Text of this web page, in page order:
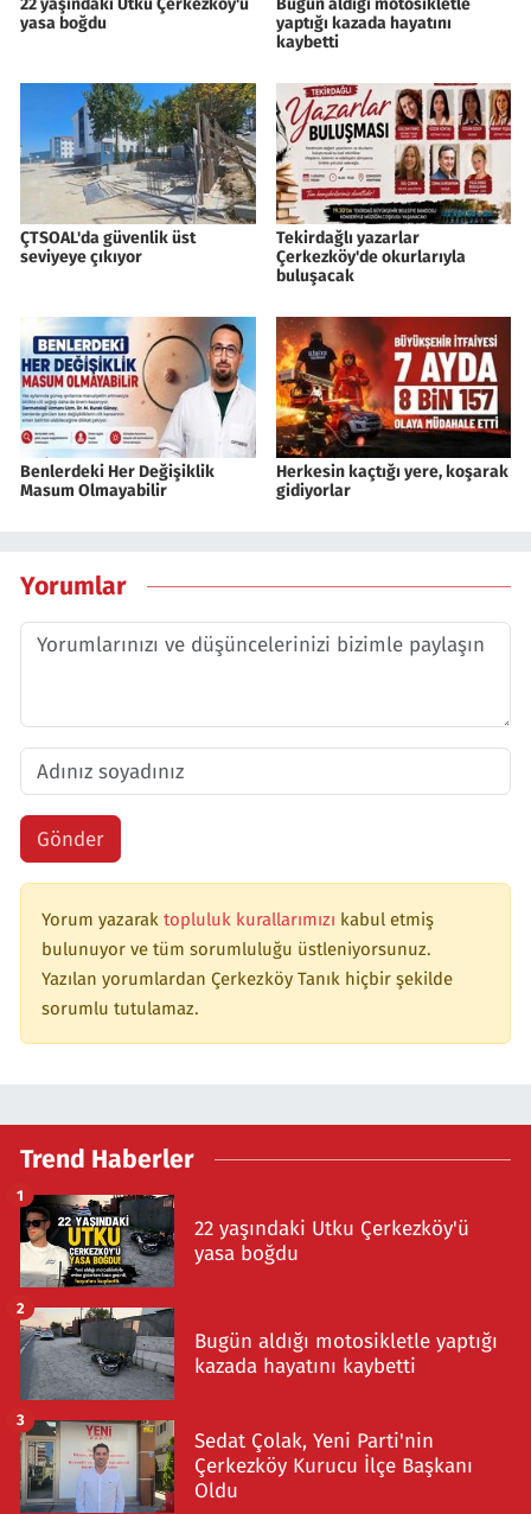
22 yaşındaki Utku Çerkezköy'ü
yasa boğdu
Bugün aldığı motosikletle
yaptığı kazada hayatını
kaybetti
ÇTSOAL'da güvenlik üst
seviyeye çıkıyor
Tekirdağlı yazarlar
Çerkezköy'de okurlarıyla
buluşacak
Benlerdeki Her Değişiklik
Masum Olmayabilir
Herkesin kaçtığı yere, koşarak
gidiyorlar
Yorumlar
Gönder
Yorum yazarak topluluk kurallarımızı kabul etmiş
bulunuyor ve tüm sorumluluğu üstleniyorsunuz.
Yazılan yorumlardan Çerkezköy Tanık hiçbir şekilde
sorumlu tutulamaz.
Trend Haberler
22 yaşındaki Utku Çerkezköy'ü
yasa boğdu
1
Bugün aldığı motosikletle yaptığı
kazada hayatını kaybetti
2
Sedat Çolak, Yeni Parti'nin
Çerkezköy Kurucu İlçe Başkanı
Oldu
3